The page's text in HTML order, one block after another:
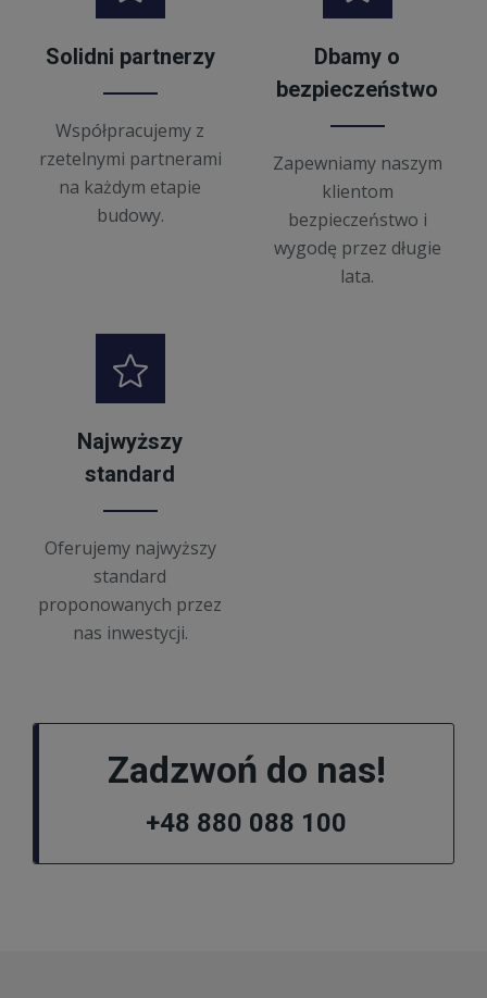
Solidni partnerzy
Współpracujemy z
rzetelnymi partnerami
na każdym etapie
budowy.
Dbamy o
bezpieczeństwo
Zapewniamy naszym
klientom
bezpieczeństwo i
wygodę przez długie
lata.
Najwyższy
standard
Oferujemy najwyższy
standard
proponowanych przez
nas inwestycji.
Zadzwoń do nas!
+48 880 088 100